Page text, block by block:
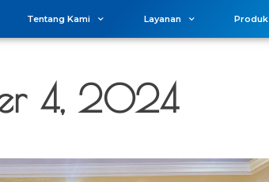
Tentang Kami Layanan Produk
4, 2024